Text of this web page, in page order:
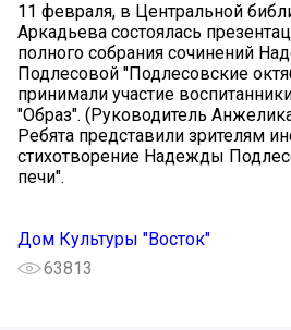
️11 февраля, в Центральной
Аркадьева состоялась
полного собрания сочинений
Подлесовой "Подлесовские
принимали участие
"Образ". (Руководитель
Ребята представили зрителям
стихотворение Надежды
печи".
Дом Культуры "Восток"
63813